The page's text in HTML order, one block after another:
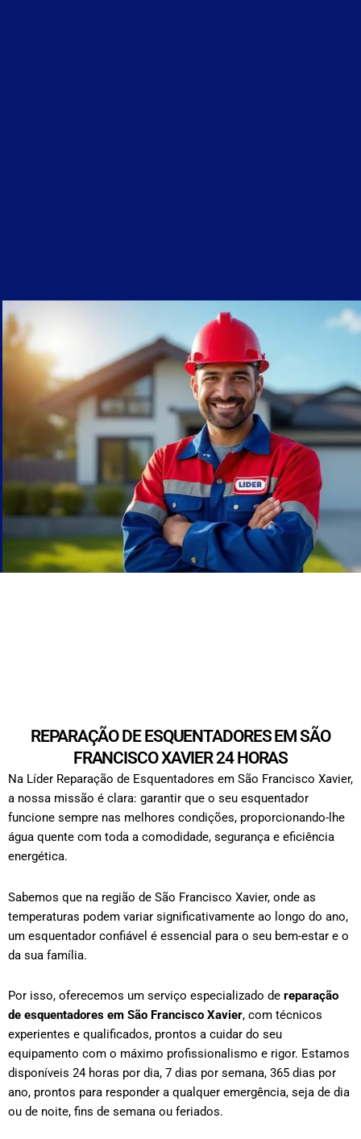
REPARAÇÃO DE ESQUENTADORES EM SÃO
FRANCISCO XAVIER 24 HORAS
Na Líder Reparação de Esquentadores em São Francisco Xavier,
a nossa missão é clara: garantir que o seu esquentador
funcione sempre nas melhores condições, proporcionando-lhe
água quente com toda a comodidade, segurança e eficiência
energética.
Sabemos que na região de São Francisco Xavier, onde as
temperaturas podem variar significativamente ao longo do ano,
um esquentador confiável é essencial para o seu bem-estar e o
da sua família.
Por isso, oferecemos um serviço especializado de reparação
de esquentadores em São Francisco Xavier, com técnicos
experientes e qualificados, prontos a cuidar do seu
equipamento com o máximo profissionalismo e rigor. Estamos
disponíveis 24 horas por dia, 7 dias por semana, 365 dias por
ano, prontos para responder a qualquer emergência, seja de dia
ou de noite, fins de semana ou feriados.